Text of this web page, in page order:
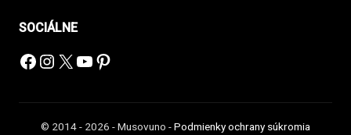
SOCIÁLNE
Facebook
Instagram
X YouTube
Pinterest
© 2014 - 2026 - Musovuno -Podmienky ochrany súkromia